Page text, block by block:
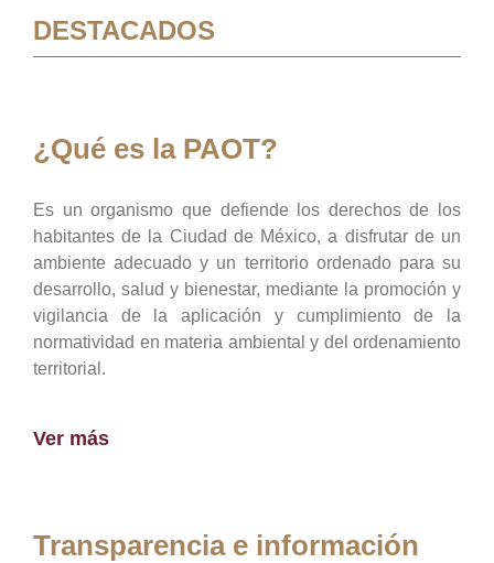
DESTACADOS
¿Qué es la PAOT?
Es un organismo que defiende los derechos de los
habitantes de la Ciudad de México, a disfrutar de un
ambiente adecuado y un territorio ordenado para su
desarrollo, salud y bienestar, mediante la promoción y
vigilancia de la aplicación y cumplimiento de la
normatividad en materia ambiental y del ordenamiento
territorial.
Ver más
Transparencia e información